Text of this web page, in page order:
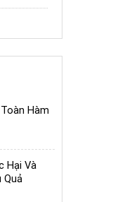
Hàm
Hại Và
Quả